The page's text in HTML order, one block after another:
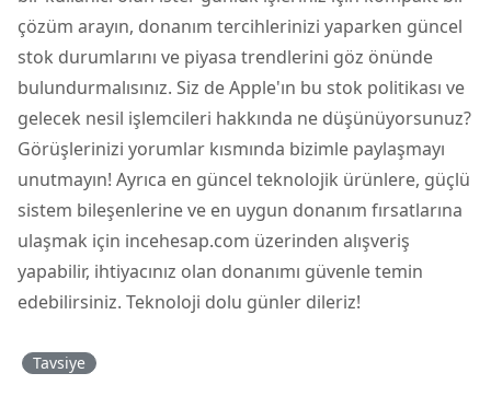
çözüm arayın, donanım tercihlerinizi yaparken güncel
stok durumlarını ve piyasa trendlerini göz önünde
bulundurmalısınız. Siz de Apple'ın bu stok politikası ve
gelecek nesil işlemcileri hakkında ne düşünüyorsunuz?
Görüşlerinizi yorumlar kısmında bizimle paylaşmayı
unutmayın! Ayrıca en güncel teknolojik ürünlere, güçlü
sistem bileşenlerine ve en uygun donanım fırsatlarına
ulaşmak için incehesap.com üzerinden alışveriş
yapabilir, ihtiyacınız olan donanımı güvenle temin
edebilirsiniz. Teknoloji dolu günler dileriz!
Tavsiye